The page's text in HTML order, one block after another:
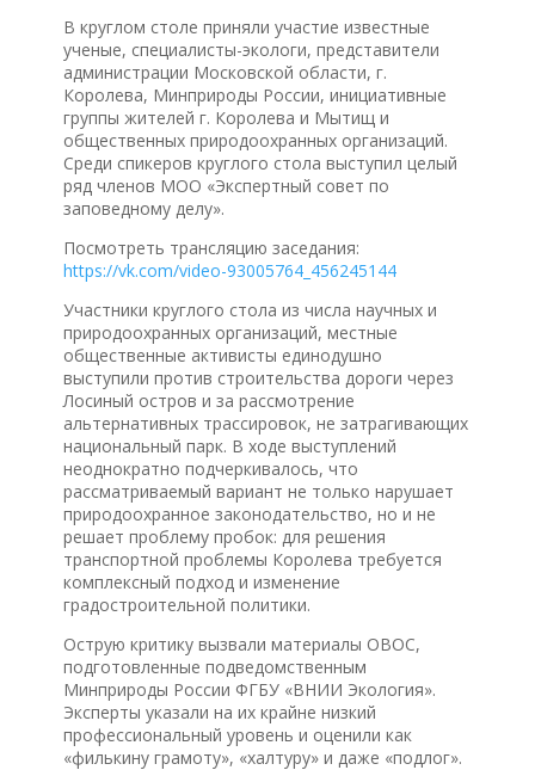
В круглом столе приняли участие известные
ученые, специалисты-экологи, представители
администрации Московской области, г.
Королева, Минприроды России, инициативные
группы жителей г. Королева и Мытищ и
общественных природоохранных организаций.
Среди спикеров круглого стола выступил целый
ряд членов МОО «Экспертный совет по
заповедному делу».
Посмотреть трансляцию заседания:
https://vk.com/video-93005764_456245144
Участники круглого стола из числа научных и
природоохранных организаций, местные
общественные активисты единодушно
выступили против строительства дороги через
Лосиный остров и за рассмотрение
альтернативных трассировок, не затрагивающих
национальный парк. В ходе выступлений
неоднократно подчеркивалось, что
рассматриваемый вариант не только нарушает
природоохранное законодательство, но и не
решает проблему пробок: для решения
транспортной проблемы Королева требуется
комплексный подход и изменение
градостроительной политики.
Острую критику вызвали материалы ОВОС,
подготовленные подведомственным
Минприроды России ФГБУ «ВНИИ Экология».
Эксперты указали на их крайне низкий
профессиональный уровень и оценили как
«филькину грамоту», «халтуру» и даже «подлог».